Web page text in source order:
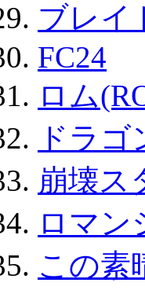
ブレイ
FC24
ロム
ドラ
崩壊ス
ロマン
この素